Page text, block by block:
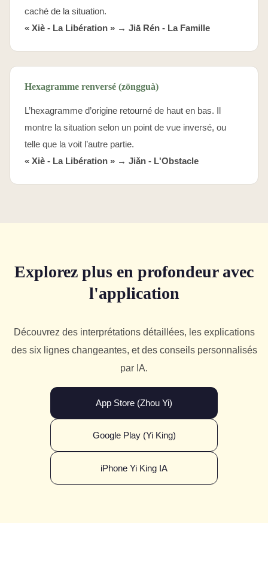
caché de la situation.
« Xiè - La Libération » → Jiā Rén - La Famille
Hexagramme renversé (zōngguà)
L’hexagramme d’origine retourné de haut en bas. Il
montre la situation selon un point de vue inversé, ou
telle que la voit l’autre partie.
« Xiè - La Libération » → Jiǎn - L'Obstacle
Explorez plus en profondeur avec
l'application
Découvrez des interprétations détaillées, les explications
des six lignes changeantes, et des conseils personnalisés
par IA.
App Store (Zhou Yi)
Google Play (Yi King)
iPhone Yi King IA